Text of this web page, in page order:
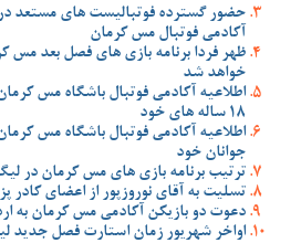
حضور گسترده فوتبالیست های مستعد
آکادمی فوتبال مس کرمان
ظهر فردا برنامه بازی های فصل بعد
خواهد شد
اطلاعیه آکادمی فوتبال باشگاه مس
18 ساله های خود
اطلاعیه آکادمی فوتبال باشگاه مس
جوانان خود
ترتیب برنامه بازی های مس کرمان در
تسلیت به آقای نوروزپور از اعضای
دعوت دو بازیکن آکادمی مس کرمان به
اواخر شهریور زمان استارت فصل جدید